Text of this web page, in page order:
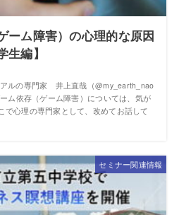
ーム障害）の心理的な原因
生編】
ルの専門家 井上直哉（@my_earth_nao
ム依存（ゲーム障害）については、気が
で心理の専門家として、改めてお話して
セミナー関連情報